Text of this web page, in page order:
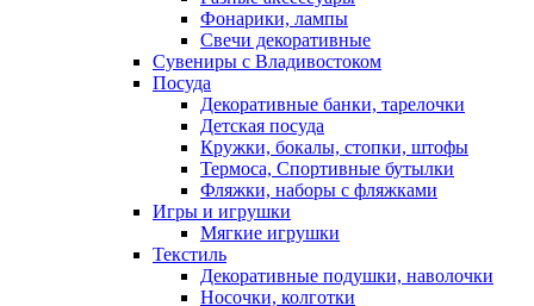
Фонарики, лампы
Свечи декоративные
Сувениры с Владивостоком
Посуда
Декоративные банки, тарелочки
Детская посуда
Кружки, бокалы, стопки, штофы
Термоса, Спортивные бутылки
Фляжки, наборы с фляжками
Игры и игрушки
Мягкие игрушки
Текстиль
Декоративные подушки, наволочки
Носочки, колготки